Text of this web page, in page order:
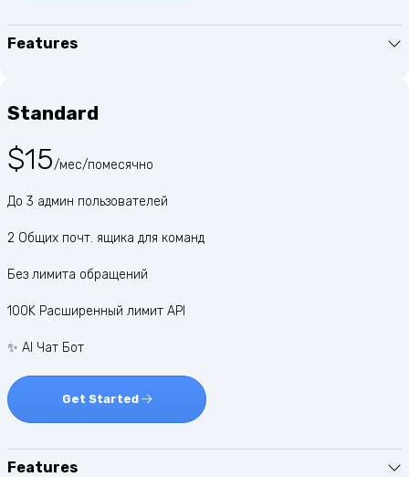
Features
Standard
$15/мес/помесячно
До 3 админ пользователей
2 Общих почт. ящика для команд
Без лимита обращений
100K Расширенный лимит API
✨ AI Чат Бот
Get Started
Features